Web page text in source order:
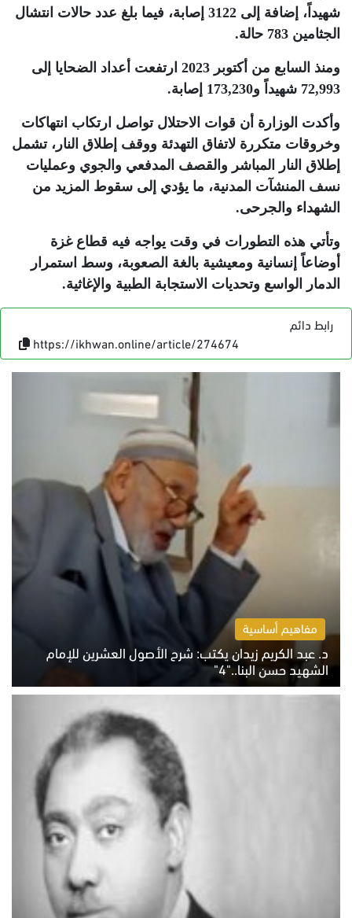
شهيداً، إضافة إلى 3122 إصابة، فيما بلغ عدد حالات انتشال
الجثامين 783 حالة
.
ومنذ السابع من أكتوبر 2023 ارتفعت أعداد الضحايا إلى
72,993 شهيداً و173,230 إصابة
.
وأكدت الوزارة أن قوات الاحتلال تواصل ارتكاب انتهاكات
وخروقات متكررة لاتفاق التهدئة ووقف إطلاق النار، تشمل
إطلاق النار المباشر والقصف المدفعي والجوي وعمليات
نسف المنشآت المدنية، ما يؤدي إلى سقوط المزيد من
الشهداء والجرحى.
وتأتي هذه التطورات في وقت يواجه فيه قطاع غزة
أوضاعاً إنسانية ومعيشية بالغة الصعوبة، وسط استمرار
الدمار الواسع وتحديات الاستجابة الطبية والإغاثية.
رابط دائم
https://ikhwan.online/article/274674
مفاهيم أساسية
د. عبد الكريم زيدان يكتب: شرح الأصول العشرين للإمام
الشهيد حسن البنا.."4"
الخميس 6 أغسطس 2026 10:27 ص